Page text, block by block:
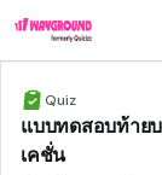
Quiz
แบบทดสอบท้าย
เคชั่น